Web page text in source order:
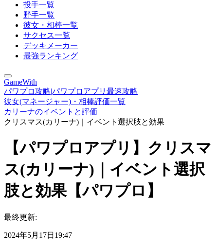
投手一覧
野手一覧
彼女・相棒一覧
サクセス一覧
デッキメーカー
最強ランキング
GameWith
パワプロ攻略|パワプロアプリ最速攻略
彼女(マネージャー)・相棒評価一覧
カリーナのイベントと評価
クリスマス(カリーナ)｜イベント選択肢と効果
【パワプロアプリ】クリスマ
ス(カリーナ)｜イベント選択
肢と効果【パワプロ】
最終更新:
2024年5月17日19:47